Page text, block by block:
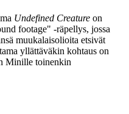
Undefined Creature on
footage" ‑räpellys, jossa
muukalaisolioita etsivät
yllättäväkin kohtaus on
Minille toinenkin